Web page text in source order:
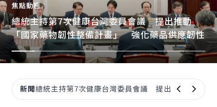
焦點動態
總統主持第7次健康台灣委員會議 提出推動
「國家藥物韌性整備計畫」 強化藥品供應韌性
焦點動態
「健康台灣」第6次委員會議 總統盼跨域協力
守護國人健康、提升社會韌性
焦點動態
「健康台灣」第5次委員會議 總統盼AI與生醫
產業強強聯手 提升醫療照護服務品質
焦點動態
「健康台灣」第4次委員會議 總統強調下階段
任務為全民共感 以四大策略推廣全民運動
焦點動態
「健康台灣」第3次委員會議 總統期盼公私部
門協力合作降低慢性病及失能風險 多管齊下解
決臺灣醫療問題 早日達到健康台灣願景
焦點動態
「健康台灣」第2次委員會議 總統：強化心理
健康韌性 公私部門協力做 擴大預防篩檢與精
進治療 有效對抗癌症
焦點動態
總統主持健康台灣推動委員會第1次委員會 盼
打造健康台灣 落實均衡台灣 實現醫療平權
焦點動態
總統宣布成立三個委員會 替國家發展擬定戰
略 與民間力量展開對話
新聞總統主持第7次健康台灣委員會議 提出推動「國家